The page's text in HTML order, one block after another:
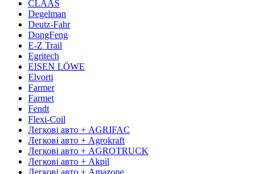
CLAAS
Degelman
Deutz-Fahr
DongFeng
E-Z Trail
Egritech
EISEN LÖWE
Elvorti
Farmer
Farmet
Fendt
Flexi-Coil
Легкові авто + AGRIFAC
Легкові авто + Agrokraft
Легкові авто + AGROTRUCK
Легкові авто + Akpil
Легкові авто + Amazone